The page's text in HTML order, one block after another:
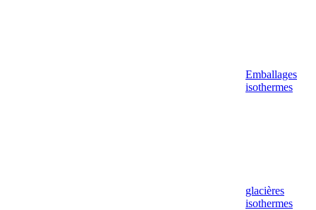
Emballages
isothermes
glacières
isothermes